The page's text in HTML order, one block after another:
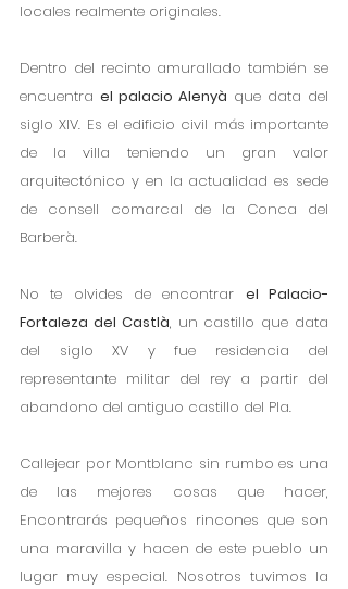
locales realmente originales.
Dentro del recinto amurallado también se
encuentra el palacio Alenyà que data del
siglo XIV. Es el edificio civil más importante
de la villa teniendo un gran valor
arquitectónico y en la actualidad es sede
de consell comarcal de la Conca del
Barberà.
No te olvides de encontrar el Palacio-
Fortaleza del Castlà, un castillo que data
del siglo XV y fue residencia del
representante militar del rey a partir del
abandono del antiguo castillo del Pla.
Callejear por Montblanc sin rumbo es una
de las mejores cosas que hacer,
Encontrarás pequeños rincones que son
una maravilla y hacen de este pueblo un
lugar muy especial. Nosotros tuvimos la